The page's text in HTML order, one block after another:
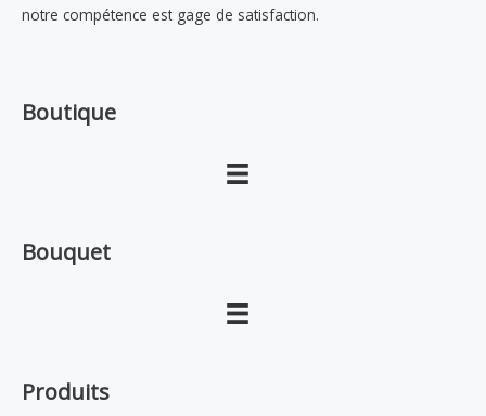
notre compétence est gage de satisfaction.
Boutique
Bouquet
Produits